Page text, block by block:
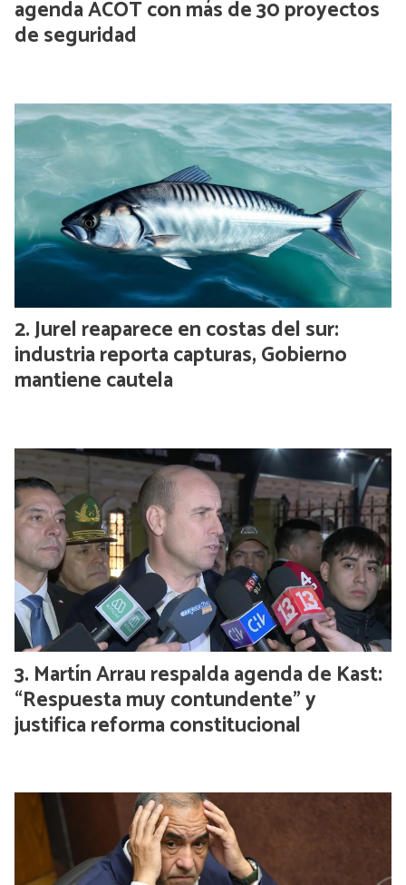
agenda ACOT con más de 30 proyectos
de seguridad
Jurel reaparece en costas del sur:
industria reporta capturas, Gobierno
mantiene cautela
Martín Arrau respalda agenda de Kast:
“Respuesta muy contundente” y
justifica reforma constitucional